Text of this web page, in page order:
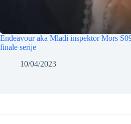
Endeavour aka Mladi inspektor Mors
finale serije
10/04/2023